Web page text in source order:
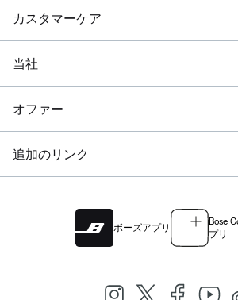
カスタマーケア
当社
オファー
追加のリンク
ボーズアプリ
Bose
プリ